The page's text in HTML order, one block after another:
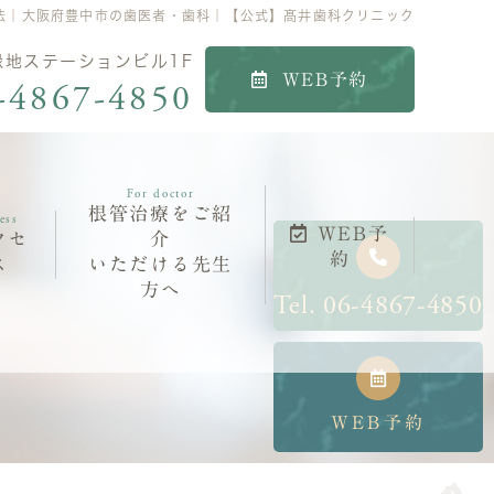
大阪府豊中市の歯医者・歯科｜【公式】髙井歯科クリニック
ステーションビル1F
4850 WEB予約
Tel. 06-4867-4850
WEB予約
セ
For doctor
根管治療をご紹
介
いただける先生
方へ
WEB予
約